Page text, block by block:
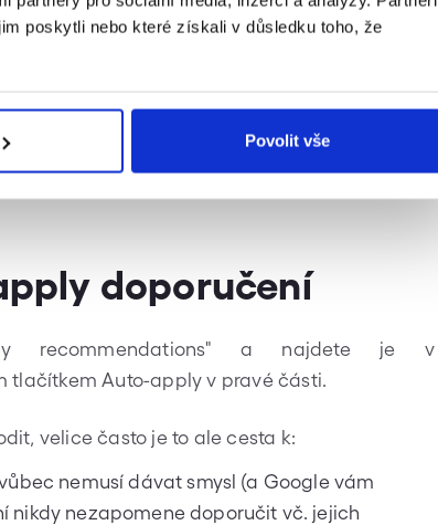
poskytli nebo které získali v důsledku toho, že
Povolit vše
doporučení
recommendations" a najdete je v
tlačítkem Auto-apply v pravé části.
velice často je to ale cesta k:
nemusí dávat smysl (a Google vám
nikdy nezapomene doporučit vč. jejich